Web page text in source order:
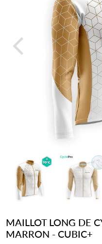
MAILLOT LONG DE
MARRON - CUBIC+